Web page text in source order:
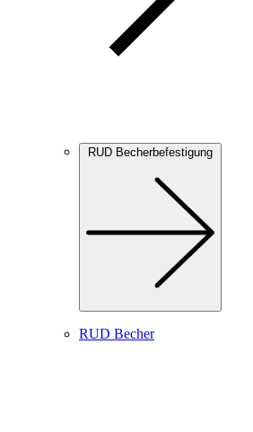
RUD Becherbefestigung
RUD Becher